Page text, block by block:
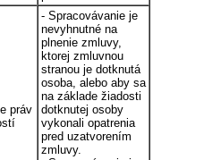
práv
- Spracovávanie je
nevyhnutné na
plnenie zmluvy,
ktorej zmluvnou
stranou je dotknutá
osoba, alebo aby sa
na základe žiadosti
dotknutej osoby
vykonali opatrenia
pred uzatvorením
zmluvy.